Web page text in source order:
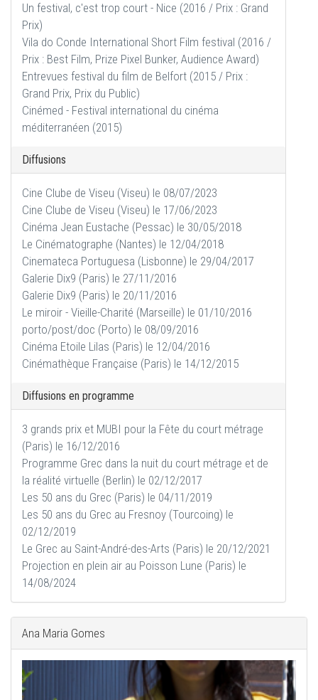
Un festival, c'est trop court - Nice (2016 / Prix : Grand
Prix)
Vila do Conde International Short Film festival (2016 /
Prix : Best Film, Prize Pixel Bunker, Audience Award)
Entrevues festival du film de Belfort (2015 / Prix :
Grand Prix, Prix du Public)
Cinémed - Festival international du cinéma
méditerranéen (2015)
Diffusions
Cine Clube de Viseu (Viseu) le 08/07/2023
Cine Clube de Viseu (Viseu) le 17/06/2023
Cinéma Jean Eustache (Pessac) le 30/05/2018
Le Cinématographe (Nantes) le 12/04/2018
Cinemateca Portuguesa (Lisbonne) le 29/04/2017
Galerie Dix9 (Paris) le 27/11/2016
Galerie Dix9 (Paris) le 20/11/2016
Le miroir - Vieille-Charité (Marseille) le 01/10/2016
porto/post/doc (Porto) le 08/09/2016
Cinéma Etoile Lilas (Paris) le 12/04/2016
Cinémathèque Française (Paris) le 14/12/2015
Diffusions en programme
3 grands prix et MUBI pour la Fête du court métrage
(Paris) le 16/12/2016
Programme Grec dans la nuit du court métrage et de
la réalité virtuelle (Berlin) le 02/12/2017
Les 50 ans du Grec (Paris) le 04/11/2019
Les 50 ans du Grec au Fresnoy (Tourcoing) le
02/12/2019
Le Grec au Saint-André-des-Arts (Paris) le 20/12/2021
Projection en plein air au Poisson Lune (Paris) le
14/08/2024
Ana Maria Gomes